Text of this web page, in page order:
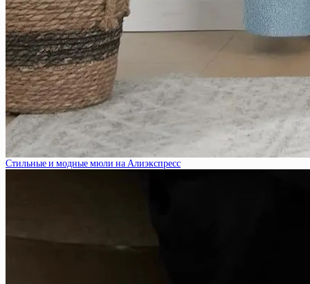
Стильные и модные мюли на Алиэкспресс